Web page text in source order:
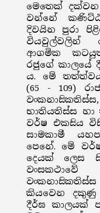
මෙතෙක්
වන්නේ
දිවයින පුරා
වියවුල්වලින්
ආගමික
රජුගේ කාලයේ
ය. මේ
(65 - 109)
භාතියතිස්ස
වර්ෂ එකසිය
සාමකාමී
පෙනේ. මේ
දෙයක් ලෙස
කියවෙන දකුණු
දීර්ඝ කාලයක්